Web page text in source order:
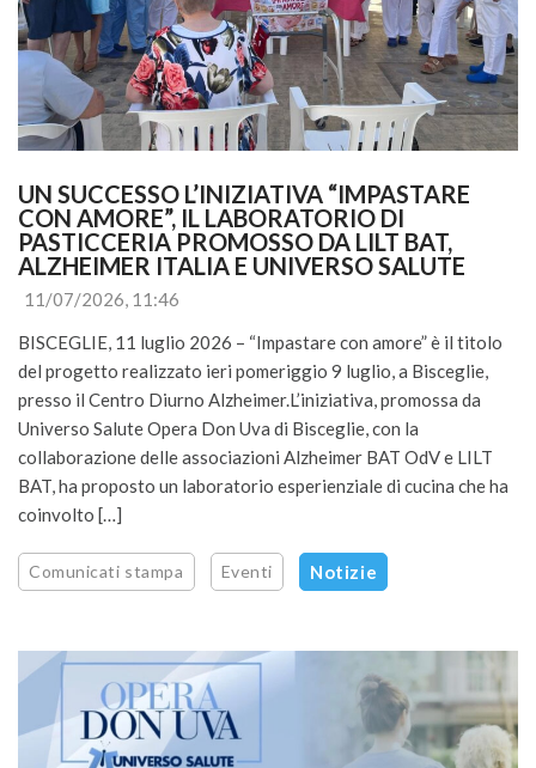
UN SUCCESSO L’INIZIATIVA “IMPASTARE
CON AMORE”, IL LABORATORIO DI
PASTICCERIA PROMOSSO DA LILT BAT,
ALZHEIMER ITALIA E UNIVERSO SALUTE
11/07/2026, 11:46
BISCEGLIE, 11 luglio 2026 – “Impastare con amore” è il titolo
del progetto realizzato ieri pomeriggio 9 luglio, a Bisceglie,
presso il Centro Diurno Alzheimer.L’iniziativa, promossa da
Universo Salute Opera Don Uva di Bisceglie, con la
collaborazione delle associazioni Alzheimer BAT OdV e LILT
BAT, ha proposto un laboratorio esperienziale di cucina che ha
coinvolto […]
Comunicati stampa Eventi Notizie